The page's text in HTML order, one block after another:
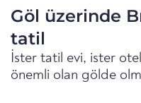
Göl üzerinde
tatil
İster tatil evi, ister
önemli olan gölde